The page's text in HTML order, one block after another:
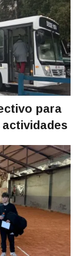
para